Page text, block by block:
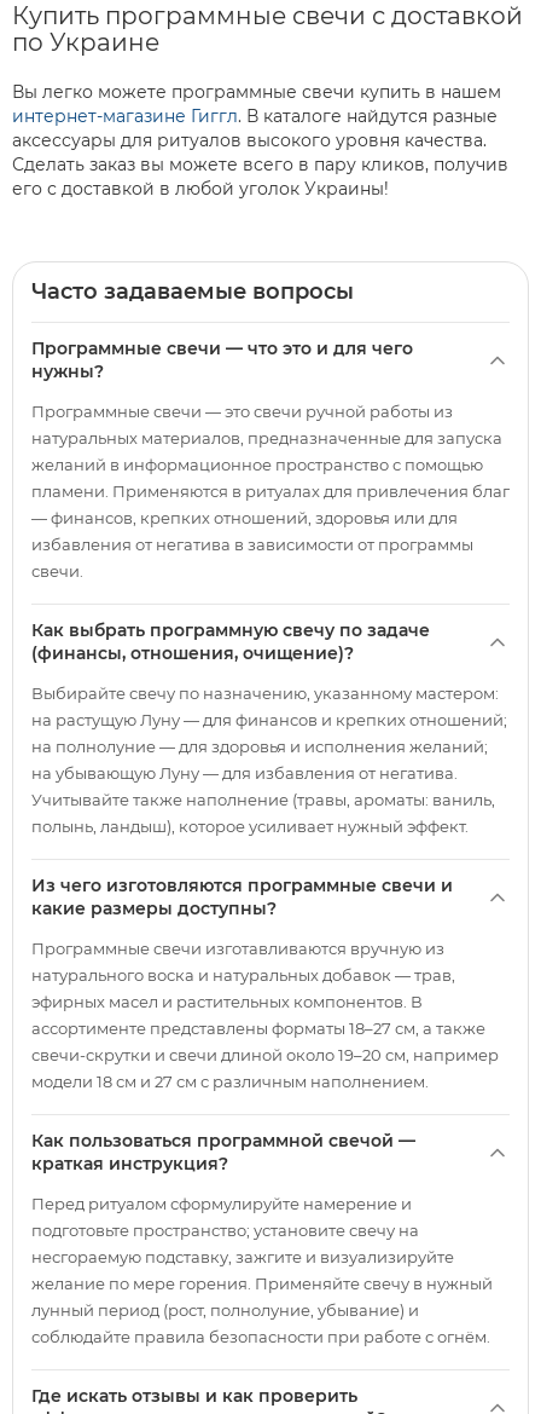
Купить программные свечи с доставкой
по Украине
Вы легко можете программные свечи купить в нашем
интернет-магазине Гиггл. В каталоге найдутся разные
аксессуары для ритуалов высокого уровня качества.
Сделать заказ вы можете всего в пару кликов, получив
его с доставкой в любой уголок Украины!
Часто задаваемые вопросы
Программные свечи — что это и для чего
нужны?
Программные свечи — это свечи ручной работы из
натуральных материалов, предназначенные для запуска
желаний в информационное пространство с помощью
пламени. Применяются в ритуалах для привлечения благ
— финансов, крепких отношений, здоровья или для
избавления от негатива в зависимости от программы
свечи.
Как выбрать программную свечу по задаче
(финансы, отношения, очищение)?
Выбирайте свечу по назначению, указанному мастером:
на растущую Луну — для финансов и крепких отношений;
на полнолуние — для здоровья и исполнения желаний;
на убывающую Луну — для избавления от негатива.
Учитывайте также наполнение (травы, ароматы: ваниль,
полынь, ландыш), которое усиливает нужный эффект.
Из чего изготовляются программные свечи и
какие размеры доступны?
Программные свечи изготавливаются вручную из
натурального воска и натуральных добавок — трав,
эфирных масел и растительных компонентов. В
ассортименте представлены форматы 18–27 см, а также
свечи-скрутки и свечи длиной около 19–20 см, например
модели 18 см и 27 см с различным наполнением.
Как пользоваться программной свечой —
краткая инструкция?
Перед ритуалом сформулируйте намерение и
подготовьте пространство; установите свечу на
несгораемую подставку, зажгите и визуализируйте
желание по мере горения. Применяйте свечу в нужный
лунный период (рост, полнолуние, убывание) и
соблюдайте правила безопасности при работе с огнём.
Где искать отзывы и как проверить